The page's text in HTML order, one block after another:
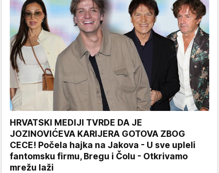
HRVATSKI MEDIJI TVRDE DA JE
JOZINOVIĆEVA KARIJERA GOTOVA ZBOG
CECE! Počela hajka na Jakova - U sve upleli
fantomsku firmu, Bregu i Čolu - Otkrivamo
mrežu laži